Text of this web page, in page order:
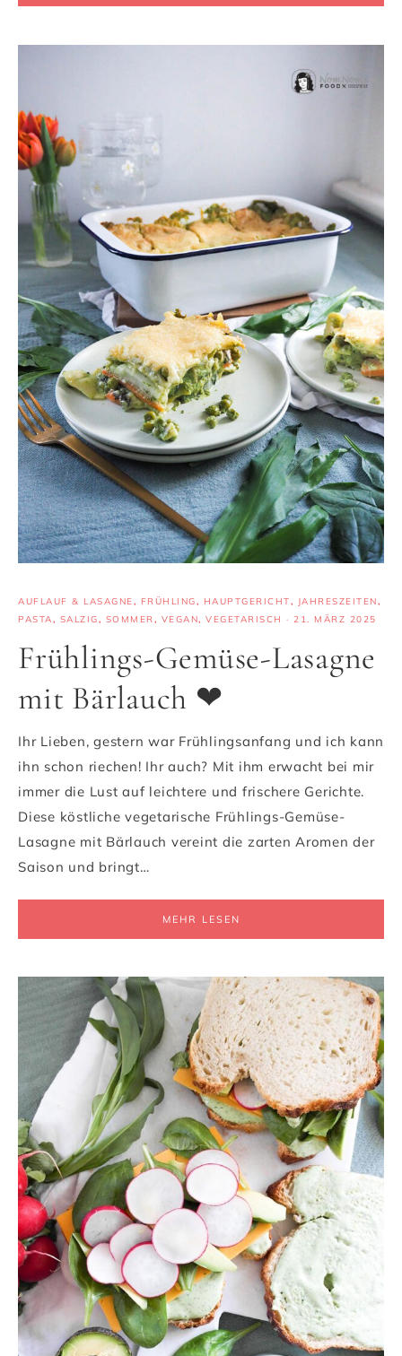
AUFLAUF & LASAGNE, FRÜHLING, HAUPTGERICHT, JAHRESZEITEN,
PASTA, SALZIG, SOMMER , VEGAN, VEGETARISCH · 21. MÄRZ 2025
Frühlings-Gemüse-Lasagne
mit Bärlauch ❤
Ihr Lieben, gestern war Frühlingsanfang und ich kann
ihn schon riechen! Ihr auch? Mit ihm erwacht bei mir
immer die Lust auf leichtere und frischere Gerichte.
Diese köstliche vegetarische Frühlings-Gemüse-
Lasagne mit Bärlauch vereint die zarten Aromen der
Saison und bringt…
MEHR LESEN